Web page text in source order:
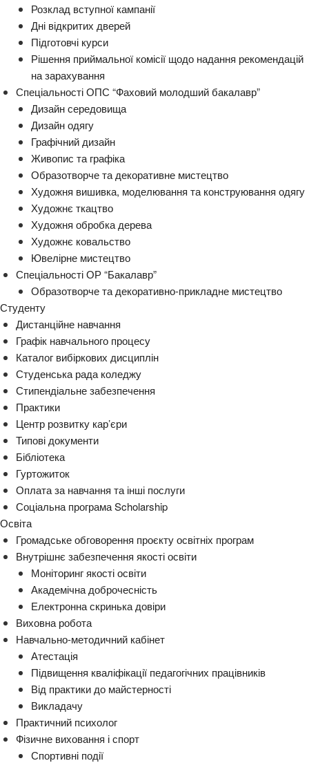
Розклад вступної кампанії
Дні відкритих дверей
Підготовчі курси
Рішення приймальної комісії щодо надання рекомендацій
на зарахування
Спеціальності ОПС “Фаховий молодший бакалавр”
Дизайн середовища
Дизайн одягу
Графічний дизайн
Живопис та графіка
Образотворче та декоративне мистецтво
Художня вишивка, моделювання та конструювання одягу
Художнє ткацтво
Художня обробка дерева
Художнє ковальство
Ювелірне мистецтво
Спеціальності ОР “Бакалавр”
Образотворче та декоративно-прикладне мистецтво
Студенту
Дистанційне навчання
Графік навчального процесу
Каталог вибіркових дисциплін
Студенська рада коледжу
Стипендіальне забезпечення
Практики
Центр розвитку кар’єри
Типові документи
Бібліотека
Гуртожиток
Оплата за навчання та інші послуги
Соціальна програма Scholarship
Освіта
Громадське обговорення проєкту освітніх програм
Внутрішнє забезпечення якості освіти
Моніторинг якості освіти
Академічна доброчесність
Електронна скринька довіри
Виховна робота
Навчально-методичний кабінет
Атестація
Підвищення кваліфікації педагогічних працівників
Від практики до майстерності
Викладачу
Практичний психолог
Фізичне виховання і спорт
Спортивні події